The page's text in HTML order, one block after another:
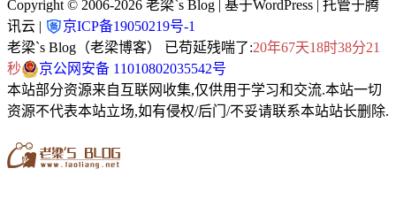
Copyright © 2006-2026 老梁`s Blog | 基于WordPress | 托管于腾
讯云 |
京ICP备19050219号-1
老梁`s Blog（老梁博客） 已苟延残喘了:20年67天18时38分21
秒
京公网安备 11010802035542号
本站部分资源来自互联网收集,仅供用于学习和交流.本站一切
资源不代表本站立场,如有侵权/后门/不妥请联系本站站长删除.